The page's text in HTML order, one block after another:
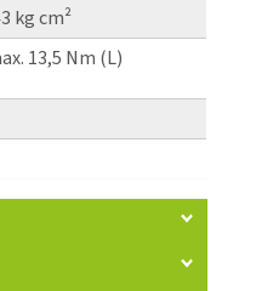
kg cm²
13,5 Nm (L)